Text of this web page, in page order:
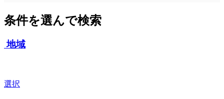
条件を選んで検索
地域
選択